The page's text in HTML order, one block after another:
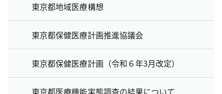
東京都地域医療構想
東京都保健医療計画推進協議会
東京都保健医療計画（令和６年3月改定）